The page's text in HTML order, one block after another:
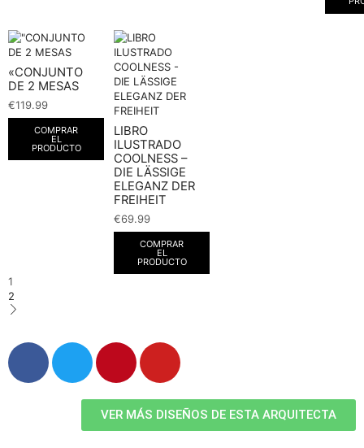
«CONJUNTO
DE 2 MESAS
€119.99
COMPRAR
EL
PRODUCTO
LIBRO
ILUSTRADO
COOLNESS –
DIE LÄSSIGE
ELEGANZ DER
FREIHEIT
€69.99
COMPRAR
EL
PRODUCTO
1
2
VER MÁS DISEÑOS DE ESTA ARQUITECTA